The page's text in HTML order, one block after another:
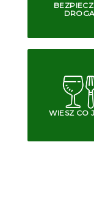
DROGA
WIESZ CO